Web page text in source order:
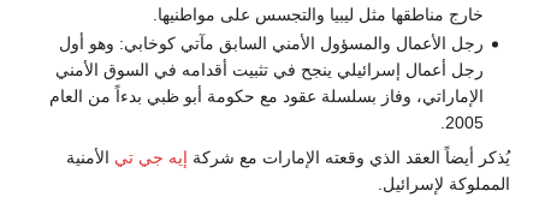
خارج مناطقها مثل ليبيا والتجسس على مواطنيها.
رجل الأعمال والمسؤول الأمني السابق مآتي كوخابي: وهو أول
رجل أعمال إسرائيلي ينجح في تثبيت أقدامه في السوق الأمني
الإماراتي، وفاز بسلسلة عقود مع حكومة أبو ظبي بدءاً من العام
2005.
يُذكر أيضاً العقد الذي وقعته الإمارات مع شركة إيه جي تي الأمنية
المملوكة لإسرائيل.